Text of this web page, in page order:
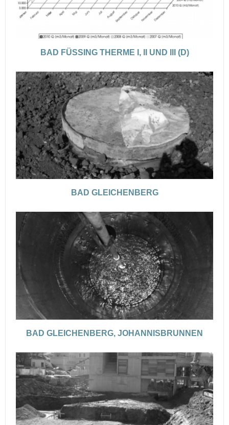
BAD FÜSSING THERME I, II UND III (D)
BAD GLEICHENBERG
BAD GLEICHENBERG, JOHANNISBRUNNEN